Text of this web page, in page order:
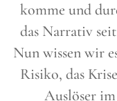
komme und
das Narrativ
Nun wissen wir
Risiko, das
Auslöser